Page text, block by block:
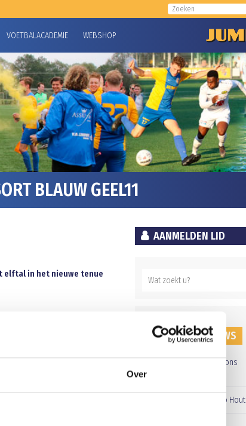
Over
VOETBALACADEMIE WEBSHOP
BLAUW GEEL11
elftal in het nieuwe tenue
te zijn geweest als
bleef echter bestaan om
Met een complete
en toiletten, legt hij alle
als lekkages,
hem inhuren maar meestal
binnenshuis maakt hij voor
AANMELDEN LID
RECENT NIEUWS
Groot onderhoud op ons
Overwinning op Mierlo Hout